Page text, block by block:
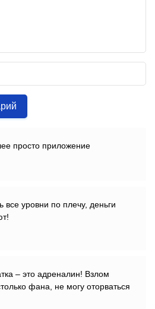
просто приложение
все уровни по плечу, деньги
– это адреналин! Взлом
фана, не могу оторваться